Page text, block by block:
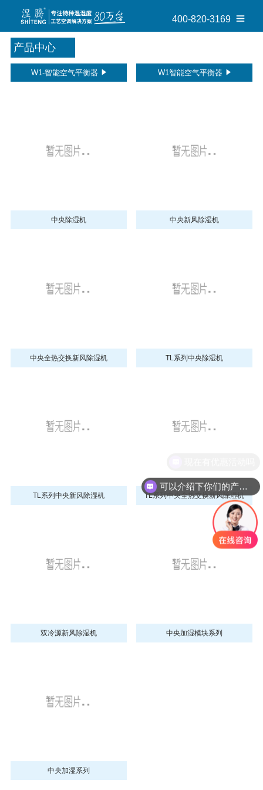
400-820-3169
W1-智能空气平衡器 W1智能空气平衡器
产品中心
中央除湿机 中央新风除湿机
中央全热交换新风除湿机 TL系列中央除湿机
TL系列中央新风除湿机 TL系列中央全热交换新风除湿机
双冷源新风除湿机 中央加湿模块系列
中央加湿系列
可以介绍下你们的产品么